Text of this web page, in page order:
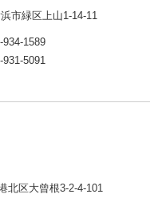
市緑区上山1-14-11
934-1589
931-5091
北区大曾根3-2-4-101